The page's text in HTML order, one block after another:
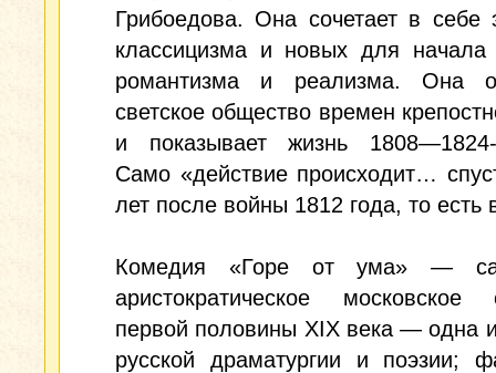
Грибоедова. Она сочетает в себе
классицизма и новых для начала
романтизма и реализма. Она
светское общество времен
и показывает жизнь
Само «действие происходит…
лет после войны 1812 года, то есть
Комедия «Горе от ума» —
аристократическое московское
первой половины XIX века — одна
русской драматургии и поэзии;